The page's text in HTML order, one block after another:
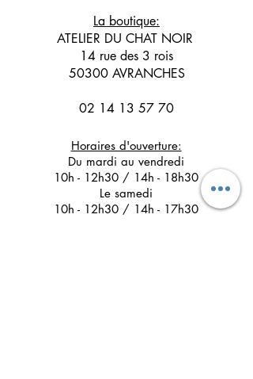
La boutique:
ATELIER DU CHAT NOIR
14 rue des 3 rois
50300 AVRANCHES
02 14 13 57 70
Horaires d'ouverture:
Du mardi au vendredi
10h - 12h30 / 14h - 18h30
Le samedi
10h - 12h30 / 14h - 17h30